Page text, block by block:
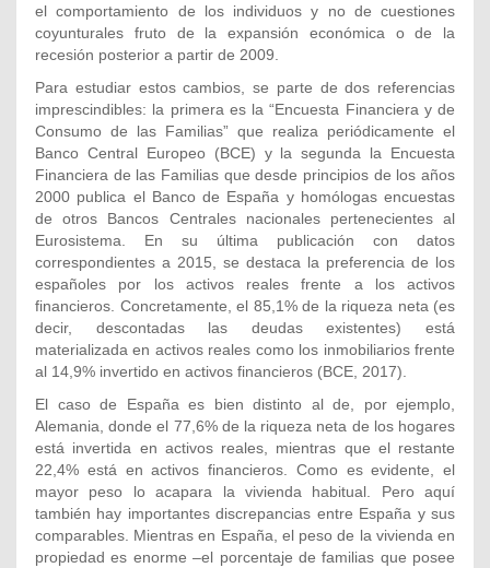
el comportamiento de los individuos y no de cuestiones
coyunturales fruto de la expansión económica o de la
recesión posterior a partir de 2009.
Para estudiar estos cambios, se parte de dos referencias
imprescindibles: la primera es la “Encuesta Financiera y de
Consumo de las Familias” que realiza periódicamente el
Banco Central Europeo (BCE) y la segunda la Encuesta
Financiera de las Familias que desde principios de los años
2000 publica el Banco de España y homólogas encuestas
de otros Bancos Centrales nacionales pertenecientes al
Eurosistema. En su última publicación con datos
correspondientes a 2015, se destaca la preferencia de los
españoles por los activos reales frente a los activos
financieros. Concretamente, el 85,1% de la riqueza neta (es
decir, descontadas las deudas existentes) está
materializada en activos reales como los inmobiliarios frente
al 14,9% invertido en activos financieros (BCE, 2017).
El caso de España es bien distinto al de, por ejemplo,
Alemania, donde el 77,6% de la riqueza neta de los hogares
está invertida en activos reales, mientras que el restante
22,4% está en activos financieros. Como es evidente, el
mayor peso lo acapara la vivienda habitual. Pero aquí
también hay importantes discrepancias entre España y sus
comparables. Mientras en España, el peso de la vivienda en
propiedad es enorme –el porcentaje de familias que posee